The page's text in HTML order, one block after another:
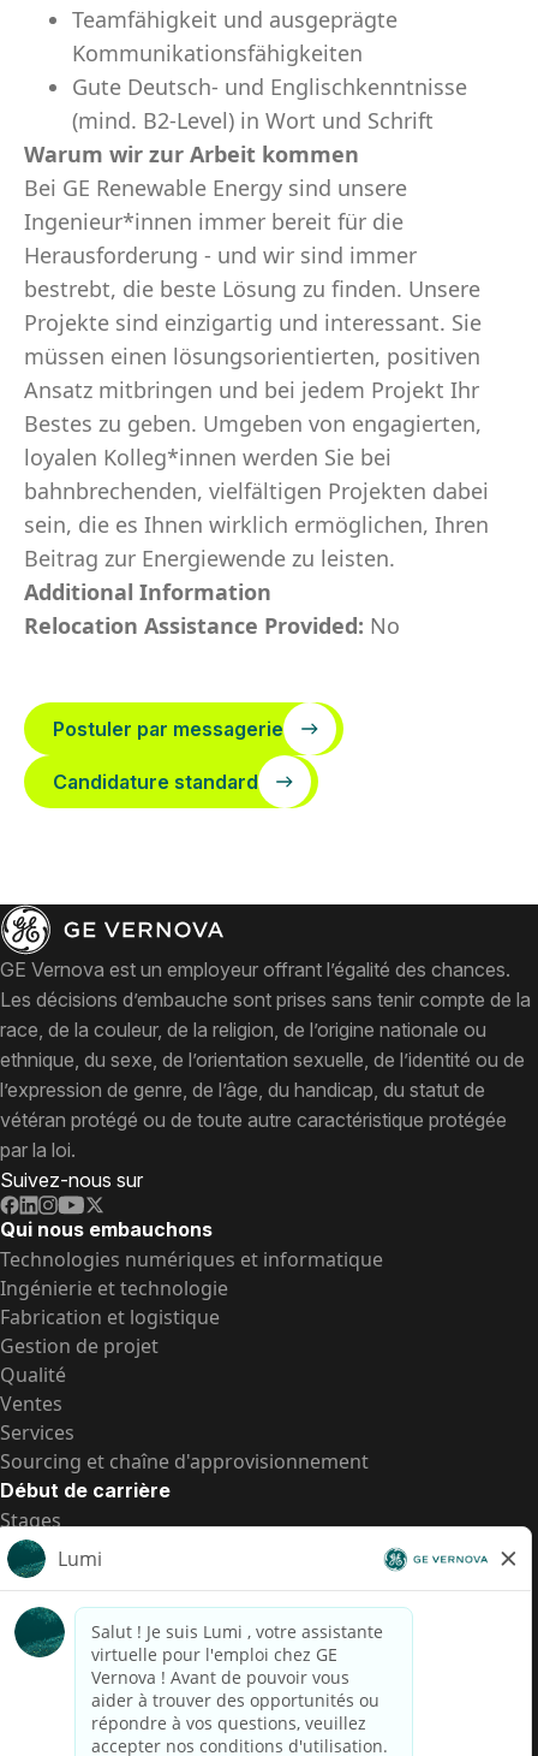
Teamfähigkeit und ausgeprägte
Kommunikationsfähigkeiten
Gute Deutsch- und Englischkenntnisse
(mind. B2-Level) in Wort und Schrift
Warum wir zur Arbeit kommen
Bei GE Renewable Energy sind unsere
Ingenieur*innen immer bereit für die
Herausforderung - und wir sind immer
bestrebt, die beste Lösung zu finden. Unsere
Projekte sind einzigartig und interessant. Sie
müssen einen lösungsorientierten, positiven
Ansatz mitbringen und bei jedem Projekt Ihr
Bestes zu geben. Umgeben von engagierten,
loyalen Kolleg*innen werden Sie bei
bahnbrechenden, vielfältigen Projekten dabei
sein, die es Ihnen wirklich ermöglichen, Ihren
Beitrag zur Energiewende zu leisten.
Additional Information
Relocation Assistance Provided: No
Postuler par messagerie
Candidature standard
GE Vernova est un employeur offrant l’égalité des chances.
Les décisions d’embauche sont prises sans tenir compte de la
race, de la couleur, de la religion, de l’origine nationale ou
ethnique, du sexe, de l’orientation sexuelle, de l’identité ou de
l’expression de genre, de l’âge, du handicap, du statut de
vétéran protégé ou de toute autre caractéristique protégée
par la loi.
Suivez-nous sur
Qui nous embauchons
Technologies numériques et informatique
Ingénierie et technologie
Fabrication et logistique
Gestion de projet
Qualité
Ventes
Services
Sourcing et chaîne d'approvisionnement
Début de carrière
Stages
Postes de d’entrée
Toutes les opportunités
Postes de d’entrée
Transparence salariale US
Avis de confidentialité de candidat
Alerte fraude
Transparence salariale au Brésil (Relatório de